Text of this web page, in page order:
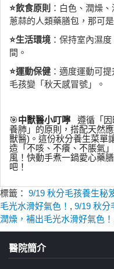
⭐飲食原則 ：白色、潤燥
蔥蒜的人類藥膳包，那可
⭐生活環境 ：保持室內濕
間。
⭐運動保健 ：適度運動可
毛孩變「秋天感冒號」。
🎯中獸醫小叮嚀 遵循「
養肺」的原則，搭配天然
獸醫)。這份秋分養生菜單
造「不咳、不癢、不脹氣
風！快動手煮一鍋愛心藥
吧！
標籤： 9/19 秋分毛孩養生秘
毛光水滑好氣色！ , 9/19 秋分
潤燥，補出毛光水滑好氣色！
醫院簡介